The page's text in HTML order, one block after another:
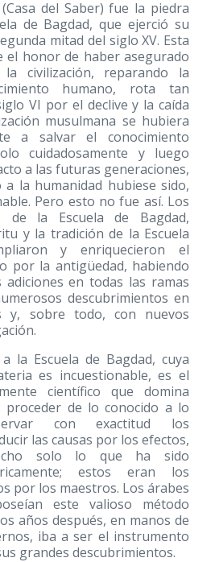
del Saber) fue la piedra
de Bagdad, que ejerció su
mitad del siglo XV. Esta
el honor de haber asegurado
civilización, reparando la
humano, rota tan
VI por el declive y la caída
musulmana se hubiera
a salvar el conocimiento
cuidadosamente y luego
a las futuras generaciones,
la humanidad hubiese sido,
Pero esto no fue así. Los
de la Escuela de Bagdad,
y la tradición de la Escuela
y enriquecieron el
por la antigüedad, habiendo
en todas las ramas
descubrimientos en
y, sobre todo, con nuevos
la Escuela de Bagdad, cuya
es incuestionable, es el
científico que domina
proceder de lo conocido a lo
con exactitud los
las causas por los efectos,
solo lo que ha sido
estos eran los
por los maestros. Los árabes
este valioso método
años después, en manos de
iba a ser el instrumento
grandes descubrimientos.